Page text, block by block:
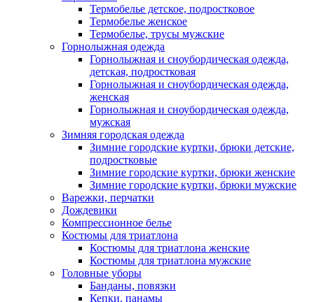
Термобелье детское, подростковое
Термобелье женское
Термобелье, трусы мужские
Горнолыжная одежда
Горнолыжная и сноубордическая одежда,
детская, подростковая
Горнолыжная и сноубордическая одежда,
женская
Горнолыжная и сноубордическая одежда,
мужская
Зимняя городская одежда
Зимние городские куртки, брюки детские,
подростковые
Зимние городские куртки, брюки женские
Зимние городские куртки, брюки мужские
Варежки, перчатки
Дождевики
Компрессионное белье
Костюмы для триатлона
Костюмы для триатлона женские
Костюмы для триатлона мужские
Головные уборы
Банданы, повязки
Кепки, панамы